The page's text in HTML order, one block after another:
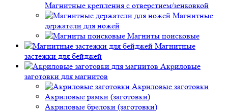
Магнитные крепления с отверстием/зенковкой
Магнитные
держатели для ножей
Магниты поисковые
Магнитные
застежки для бейджей
Акриловые
заготовки для магнитов
Акриловые заготовки
Акриловые рамки (заготовки)
Акриловые брелоки (заготовки)